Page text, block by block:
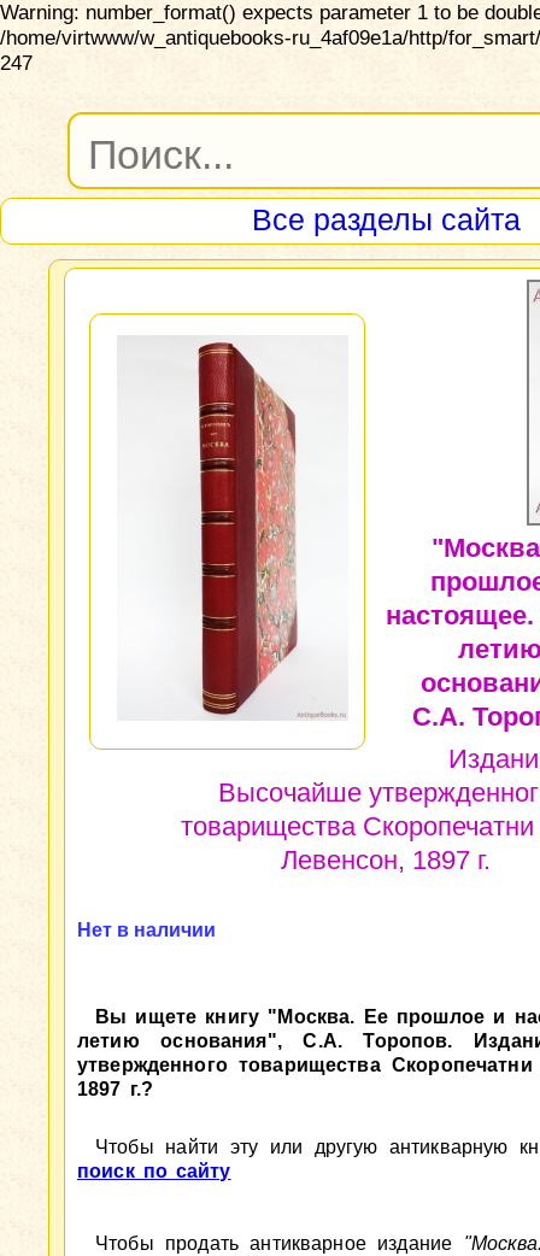
Warning: number_format() expects parameter 1 to be
/home/virtwww/w_antiquebooks-ru_4af09e1a/http/
247
Все разделы сайта
настоящее.
С.А.
Высочайше
товарищества
Левенсон, 1897 г.
Нет в наличии
Вы ищете книгу "Москва. Ее прошлое и
летию основания", С.А. Торопов.
утвержденного товарищества
1897 г.?
Чтобы найти эту или другую антикварную
поиск по сайту
Чтобы продать антикварное издание